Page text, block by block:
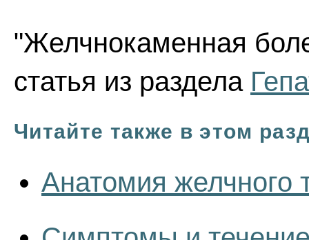
"Желчнокаменная
статья из раздела
Читайте также в этом
Анатомия желчного